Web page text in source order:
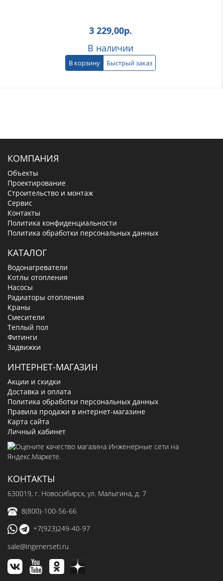
3 229,00р.
В наличии
В корзину Быстрый заказ
КОМПАНИЯ
Объекты
Проектирование
Строительство и монтаж
Сервис
Контакты
Политика конфиденциальности
Политика обработки персональных данных
КАТАЛОГ
Водонагреватели
Котлы отопления
Насосы
Радиаторы отопления
Краны
Смесители
Теплый пол
Фитинги
Задвижки
ИНТЕРНЕТ-МАГАЗИН
Акции и скидки
Доставка и оплата
Политика обработки персональных данных
Правила продажи в интернет-магазине
Карта сайта
Личный кабинет
КОНТАКТЫ
630019, г. Новосибирск, ул. Малыгина, д. 7
8(800)-100-56-66
+7(923)249-40-97
sale@ingenerseti.ru